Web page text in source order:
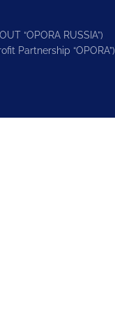
“OPORA RUSSIA”)
Partnership “OPORA”)